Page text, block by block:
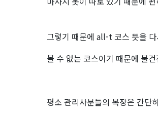
그렇기 때문에 all-t 코스 뜻을
볼 수 없는 코스이기 때문에 불
평소 관리사분들의 복장은 간단